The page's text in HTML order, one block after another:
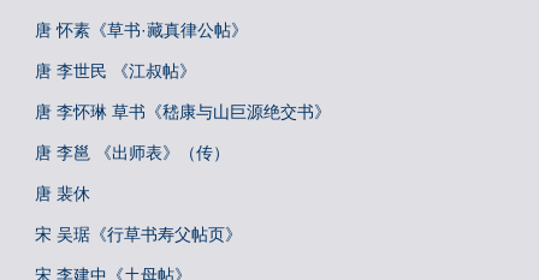
唐 怀素《草书·藏真律公帖》
唐 李世民 《江叔帖》
唐 李怀琳 草书《嵇康与山巨源绝交书》
唐 李邕 《出师表》（传）
唐 裴休
宋 吴琚《行草书寿父帖页》
宋 李建中《土母帖》